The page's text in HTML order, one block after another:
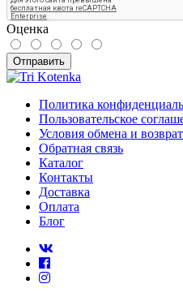
Оценка
Отправить
Политика
Пользовательское
Условия обмена и
Обратная связь
Каталог
Контакты
Доставка
Оплата
Блог